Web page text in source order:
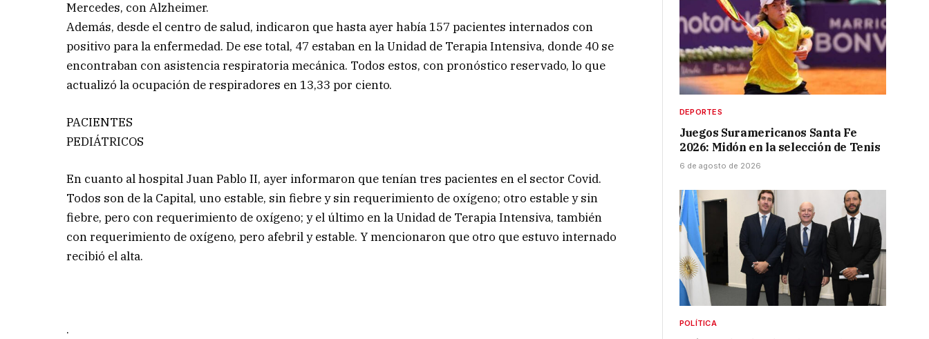
Mercedes, con Alzheimer.
Además, desde el centro de salud, indicaron que hasta ayer había 157 pacientes internados con
positivo para la enfermedad. De ese total, 47 estaban en la Unidad de Terapia Intensiva, donde 40 se
encontraban con asistencia respiratoria mecánica. Todos estos, con pronóstico reservado, lo que
actualizó la ocupación de respiradores en 13,33 por ciento.
PACIENTES
PEDIÁTRICOS
En cuanto al hospital Juan Pablo II, ayer informaron que tenían tres pacientes en el sector Covid.
Todos son de la Capital, uno estable, sin fiebre y sin requerimiento de oxígeno; otro estable y sin
fiebre, pero con requerimiento de oxígeno; y el último en la Unidad de Terapia Intensiva, también
con requerimiento de oxígeno, pero afebril y estable. Y mencionaron que otro que estuvo internado
recibió el alta.
.
DEPORTES
Juegos Suramericanos Santa Fe
2026: Midón en la selección de Tenis
6 de agosto de 2026
POLÍTICA